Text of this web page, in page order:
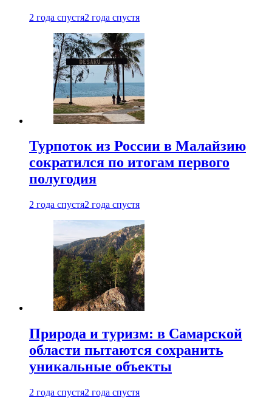
2 года спустя2 года спустя
Турпоток из России в Малайзию
сократился по итогам первого
полугодия
2 года спустя2 года спустя
Природа и туризм: в Самарской
области пытаются сохранить
уникальные объекты
2 года спустя2 года спустя